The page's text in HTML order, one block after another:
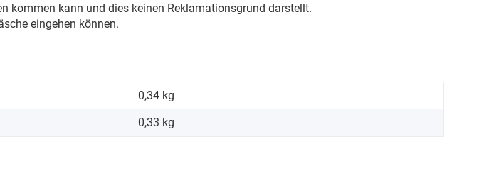
kommen kann und dies keinen Reklamationsgrund darstellt.
eingehen können.
0,34 kg
0,33 kg